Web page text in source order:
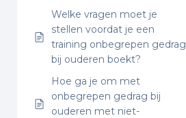
Welke vragen moet je
stellen voordat je een
training onbegrepen gedrag
bij ouderen boekt?
Hoe ga je om met
onbegrepen gedrag bij
ouderen met niet-